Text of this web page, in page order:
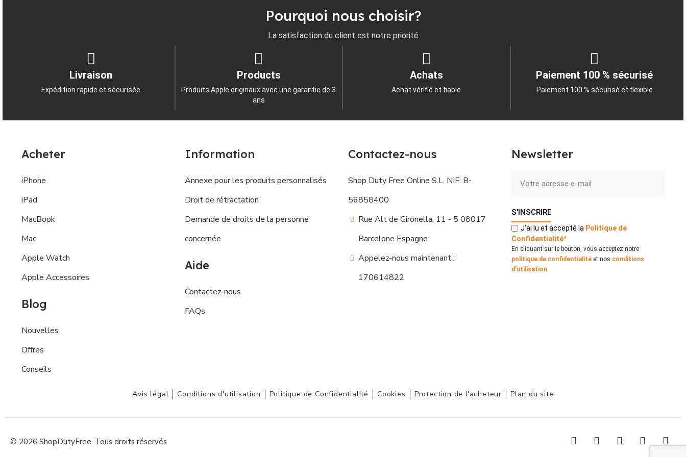
Pourquoi nous choisir?
La satisfaction du client est notre priorité
Livraison
Expédition rapide et sécurisée
Products
Produits Apple originaux avec une garantie de 3
ans
Achats
Achat vérifié et fiable
Paiement 100 % sécurisé
Paiement 100 % sécurisé et flexible
Acheter
iPhone
iPad
MacBook
Mac
Apple Watch
Apple Accessoires
Blog
Nouvelles
Offres
Conseils
Information
Annexe pour les produits personnalisés
Droit de rétractation
Demande de droits de la personne
concernée
Aide
Contactez-nous
FAQs
Contactez-nous
Shop Duty Free Online S.L. NIF: B-
56858400
Rue Alt de Gironella, 11 - 5 08017
Barcelone Espagne
Appelez-nous maintenant :
170614822
Newsletter
S'INSCRIRE
J'ai lu et accepté la Politique de
Confidentialité*
En cliquant sur le bouton, vous acceptez notre
politique de confidentialité et nos conditions
d'utilisation.
Avis légal Conditions d'utilisation Politique de Confidentialité Cookies Protection de l'acheteur Plan du site
© 2026 ShopDutyFree. Tous droits réservés